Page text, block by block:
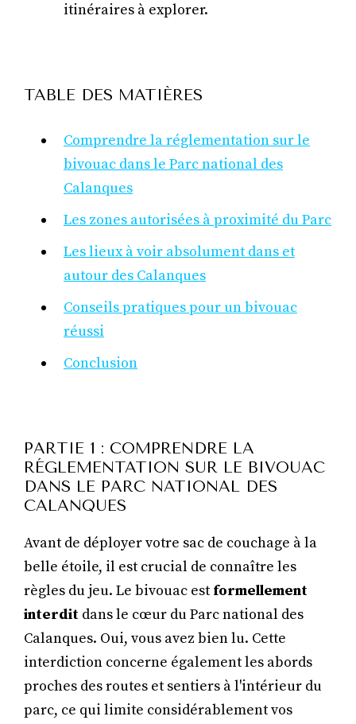
itinéraires à explorer.
TABLE DES MATIÈRES
Comprendre la réglementation sur le
bivouac dans le Parc national des
Calanques
Les zones autorisées à proximité du Parc
Les lieux à voir absolument dans et
autour des Calanques
Conseils pratiques pour un bivouac
réussi
Conclusion
PARTIE 1 : COMPRENDRE LA
RÉGLEMENTATION SUR LE BIVOUAC
DANS LE PARC NATIONAL DES
CALANQUES
Avant de déployer votre sac de couchage à la
belle étoile, il est crucial de connaître les
règles du jeu. Le bivouac est formellement
interdit dans le cœur du Parc national des
Calanques. Oui, vous avez bien lu. Cette
interdiction concerne également les abords
proches des routes et sentiers à l'intérieur du
parc, ce qui limite considérablement vos